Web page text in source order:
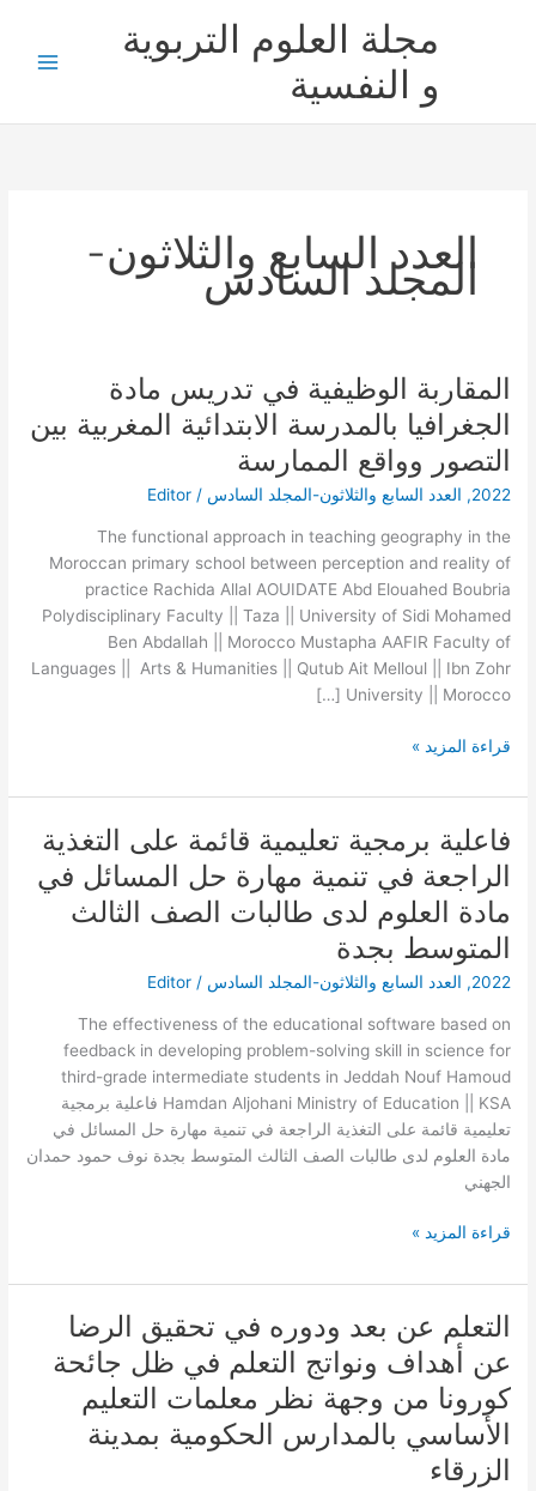
مجلة العلوم التربوية
و النفسية
العدد السابع والثلاثون-
المجلد السادس
المقاربة الوظيفية في تدريس مادة
الجغرافيا بالمدرسة الابتدائية المغربية بين
التصور وواقع الممارسة
2022
, العدد السابع والثلاثون-المجلد السادس /
Editor
The functional approach in teaching geography in the
Moroccan primary school between perception and reality of
practice Rachida Allal AOUIDATE Abd Elouahed Boubria
Polydisciplinary Faculty || Taza || University of Sidi Mohamed
Ben Abdallah || Morocco Mustapha AAFIR Faculty of
Languages || Arts & Humanities || Qutub Ait Melloul || Ibn Zohr
University || Morocco […]
المقاربة
الوظيفية
في
تدريس
مادة
بالمدرسة
الابتدائية
المغربية
بين
التصور
وواقع
الممارسة
قراءة المزيد »
فاعلية برمجية تعليمية قائمة على التغذية
الراجعة في تنمية مهارة حل المسائل في
مادة العلوم لدى طالبات الصف الثالث
المتوسط بجدة
2022
, العدد السابع والثلاثون-المجلد السادس /
Editor
The effectiveness of the educational software based on
feedback in developing problem-solving skill in science for
third-grade intermediate students in Jeddah Nouf Hamoud
Hamdan Aljohani Ministry of Education || KSA فاعلية برمجية
تعليمية قائمة على التغذية الراجعة في تنمية مهارة حل المسائل في
مادة العلوم لدى طالبات الصف الثالث المتوسط بجدة نوف حمود حمدان
الجهني
فاعلية
برمجية
تعليمية
قائمة
على
التغذية
الراجعة
في
تنمية
مهارة
حل
المسائل
في
مادة
لدى
الصف
المتوسط
بجدة
قراءة المزيد »
التعلم عن بعد ودوره في تحقيق الرضا
عن أهداف ونواتج التعلم في ظل جائحة
كورونا من وجهة نظر معلمات التعليم
الأساسي بالمدارس الحكومية بمدينة
الزرقاء
التعلم
بعد
ودوره
في
تحقيق
الرضا